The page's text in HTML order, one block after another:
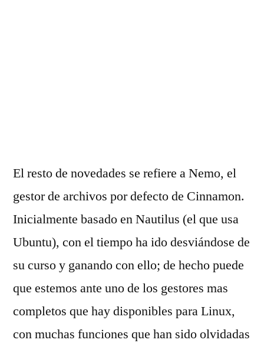
El resto de novedades se refiere a Nemo, el
gestor de archivos por defecto de Cinnamon.
Inicialmente basado en Nautilus (el que usa
Ubuntu), con el tiempo ha ido desviándose de
su curso y ganando con ello; de hecho puede
que estemos ante uno de los gestores mas
completos que hay disponibles para Linux,
con muchas funciones que han sido olvidadas